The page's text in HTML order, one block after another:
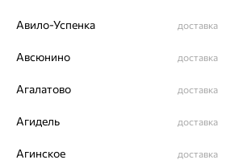
Авило-Успенка доставка
Авсюнино доставка
Агалатово доставка
Агидель доставка
Агинское доставка